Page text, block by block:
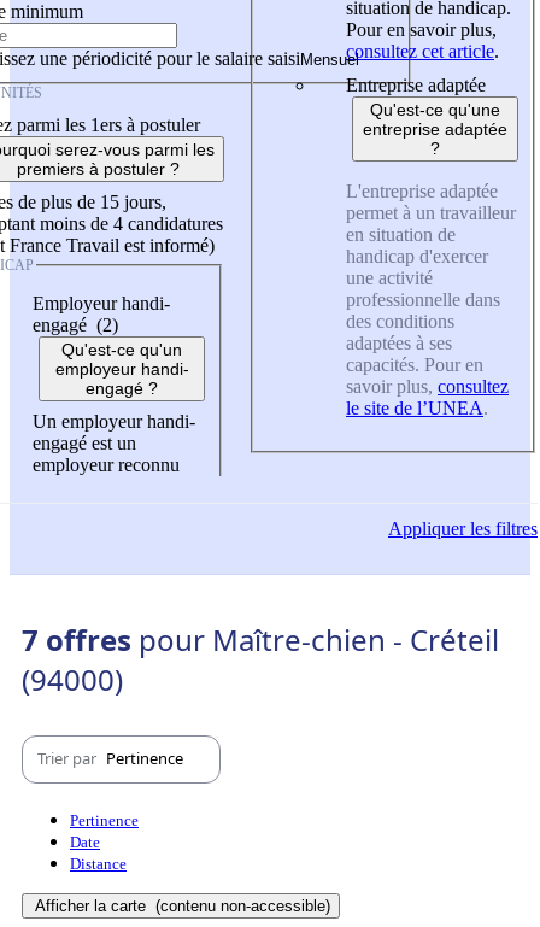
minimum
une périodicité pour le salaire saisi
parmi les 1ers à postuler
serez-vous parmi les
premiers à postuler ?
de plus de 15 jours,
moins de 4 candidatures
France Travail est informé)
Employeur handi-
engagé (2)
Qu'est-ce qu'un
employeur handi-
engagé ?
Un employeur handi-
engagé est un
employeur reconnu
situation de handicap.
Pour en savoir plus,
consultez cet article.
Entreprise adaptée
Qu'est-ce qu'une
entreprise adaptée
?
L'entreprise adaptée
permet à un travailleur
en situation de
handicap d'exercer
une activité
professionnelle dans
des conditions
adaptées à ses
capacités. Pour en
savoir plus, consultez
le site de l’UNEA.
Appliquerles filtres
7 offres pour Maître-chien - Créteil
(94000)
Trier par Pertinence
Pertinence
Date
Distance
Afficher la carte (contenu non-accessible)